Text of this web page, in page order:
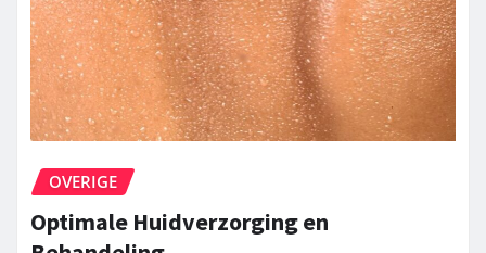
OVERIGE
Optimale Huidverzorging en